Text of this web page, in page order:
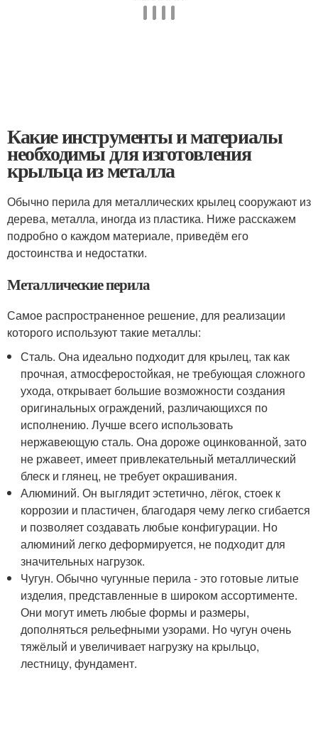
Какие инструменты и материалы
необходимы для изготовления
крыльца из металла
Обычно перила для металлических крылец сооружают из
дерева, металла, иногда из пластика. Ниже расскажем
подробно о каждом материале, приведём его
достоинства и недостатки.
Металлические перила
Самое распространенное решение, для реализации
которого используют такие металлы:
Сталь. Она идеально подходит для крылец, так как
прочная, атмосферостойкая, не требующая сложного
ухода, открывает большие возможности создания
оригинальных ограждений, различающихся по
исполнению. Лучше всего использовать
нержавеющую сталь. Она дороже оцинкованной, зато
не ржавеет, имеет привлекательный металлический
блеск и глянец, не требует окрашивания.
Алюминий. Он выглядит эстетично, лёгок, стоек к
коррозии и пластичен, благодаря чему легко сгибается
и позволяет создавать любые конфигурации. Но
алюминий легко деформируется, не подходит для
значительных нагрузок.
Чугун. Обычно чугунные перила - это готовые литые
изделия, представленные в широком ассортименте.
Они могут иметь любые формы и размеры,
дополняться рельефными узорами. Но чугун очень
тяжёлый и увеличивает нагрузку на крыльцо,
лестницу, фундамент.